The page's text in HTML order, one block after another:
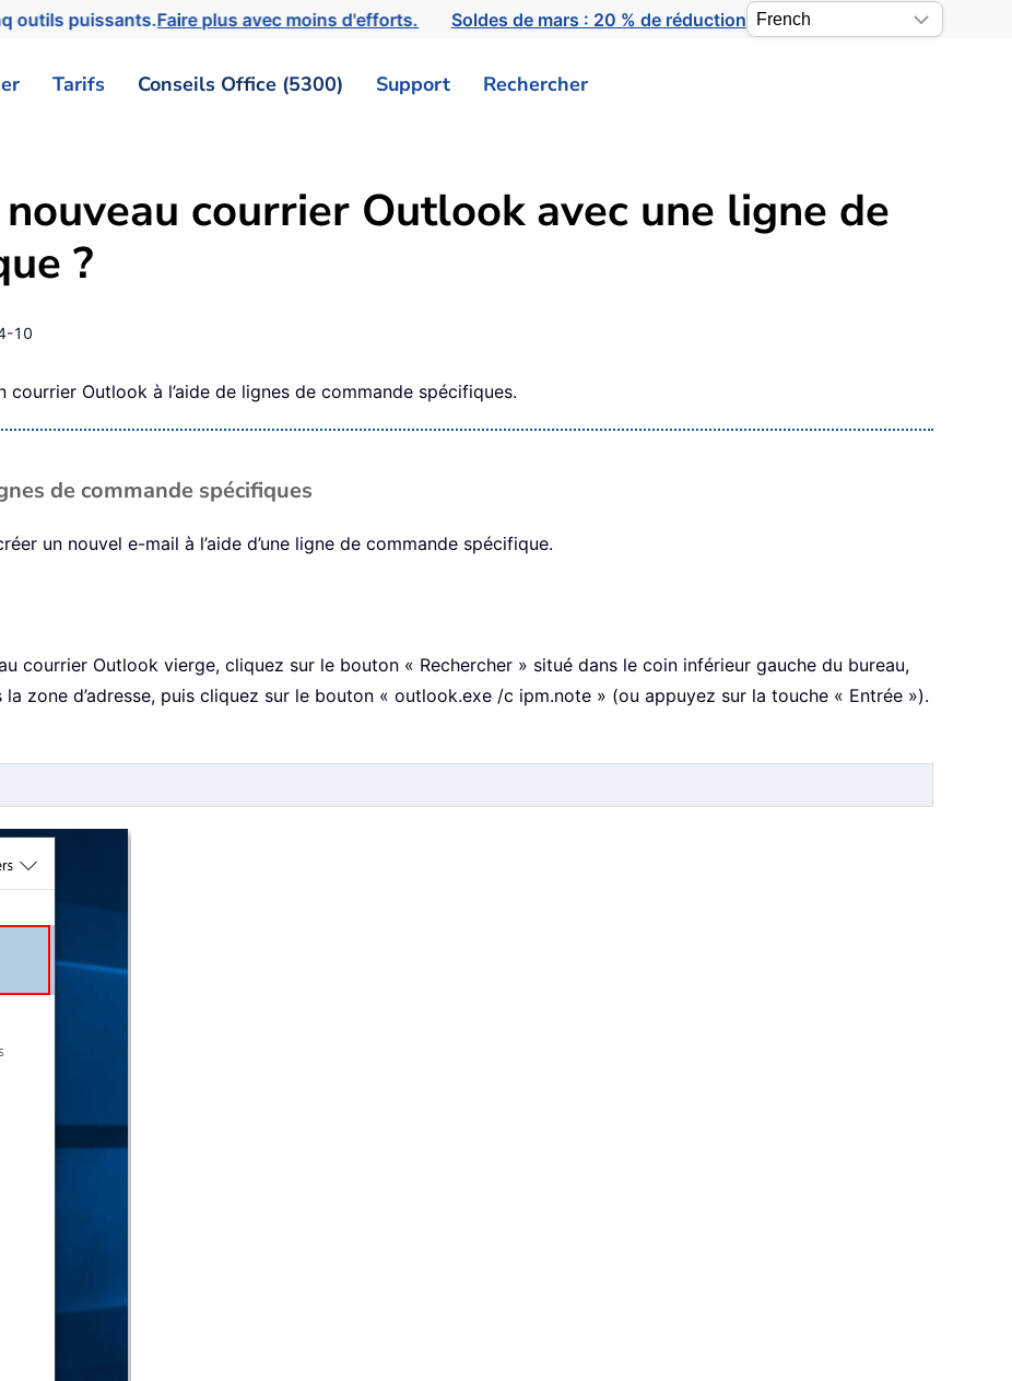
outils puissants.Faire plus avec moins d'efforts. Soldes de mars : 20 % de réduction
Tarifs Conseils Office (5300) Support Rechercher
courrier Outlook avec une ligne de
?
10
Outlook à l’aide de lignes de commande spécifiques.
de commande spécifiques
un nouvel e-mail à l’aide d’une ligne de commande spécifique.
courrier Outlook vierge, cliquez sur le bouton « Rechercher » situé dans le coin inférieur gauche du bureau,
zone d’adresse, puis cliquez sur le bouton « outlook.exe /c ipm.note » (ou appuyez sur la touche « Entrée »).